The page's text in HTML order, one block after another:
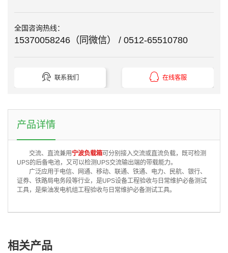
全国咨询热线：
15370058246（同微信） / 0512-65510780
 联系我们  在线客服
产品详情
交流、直流兼用宁波负载箱可分别接入交流或直流负载，既可检测
UPS的后备电池，又可以检测UPS交流输出端的带载能力。
广泛应用于电信、网通、移动、联通、铁通、电力、民航、银行、
证券、铁路局电务段等行业，是UPS设备工程验收与日常维护必备测试
工具，是柴油发电机组工程验收与日常维护必备测试工具。
相关产品